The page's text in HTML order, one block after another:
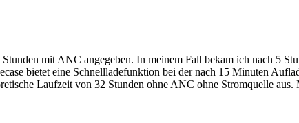
mit ANC angegeben. In meinem Fall bekam ich nach 5
bietet eine Schnellladefunktion bei der nach 15 Minuten
Laufzeit von 32 Stunden ohne ANC ohne Stromquelle aus.